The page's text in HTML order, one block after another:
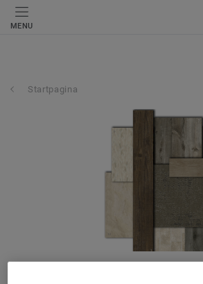
MENU
Startpagina